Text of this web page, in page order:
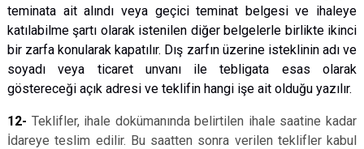
teminata ait alındı veya geçici teminat belgesi ve ihaleye
katılabilme şartı olarak istenilen diğer belgelerle birlikte ikinci
bir zarfa konularak kapatılır. Dış zarfın üzerine isteklinin adı ve
soyadı veya ticaret unvanı ile tebligata esas olarak
göstereceği açık adresi ve teklifin hangi işe ait olduğu yazılır.
12- Teklifler, ihale dokümanında belirtilen ihale saatine kadar
İdareye teslim edilir. Bu saatten sonra verilen teklifler kabul